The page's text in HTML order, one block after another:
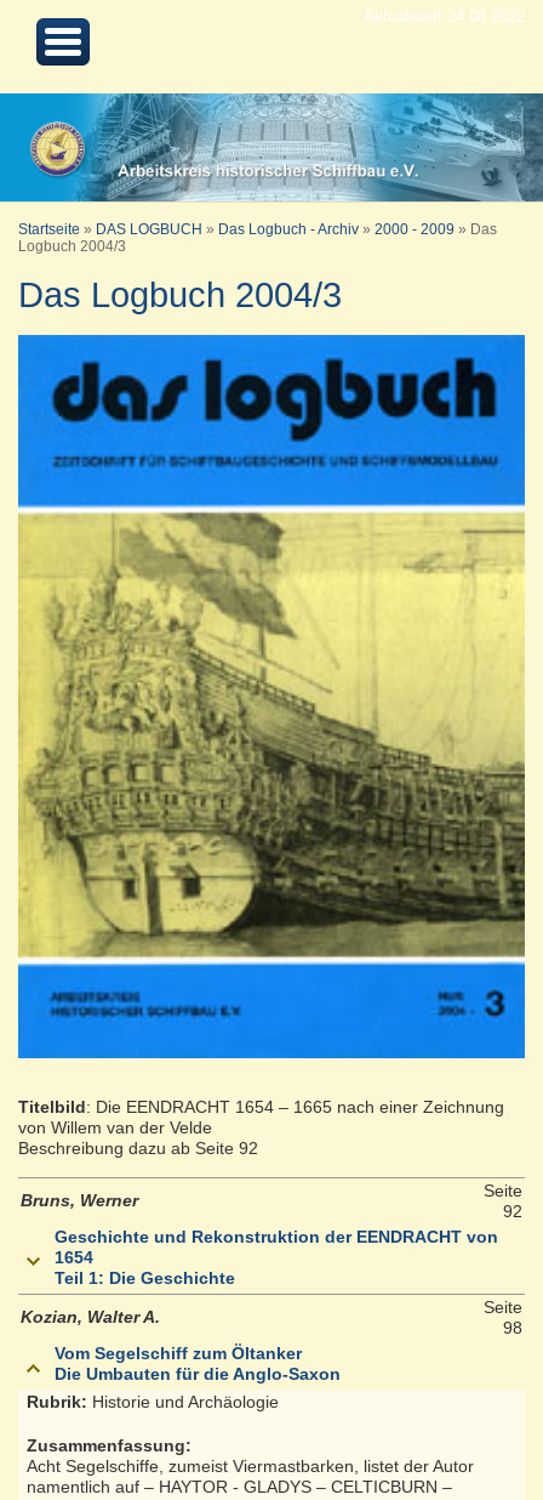
Aktualisiert 24.08.2022
Startseite » DAS LOGBUCH » Das Logbuch - Archiv » 2000 - 2009 »
Das
Logbuch 2004/3
Das Logbuch 2004/3
Titelbild: Die EENDRACHT 1654 – 1665 nach einer Zeichnung
von Willem van der Velde
Beschreibung dazu ab Seite 92
Bruns, Werner
Seite
92
Geschichte und Rekonstruktion der EENDRACHT von
1654
Teil 1: Die Geschichte
Kozian, Walter A.
Seite
98
Vom Segelschiff zum Öltanker
Die Umbauten für die Anglo-Saxon
Rubrik: Historie und Archäologie
Zusammenfassung:
Acht Segelschiffe, zumeist Viermastbarken, listet der Autor
namentlich auf – HAYTOR - GLADYS – CELTICBURN –